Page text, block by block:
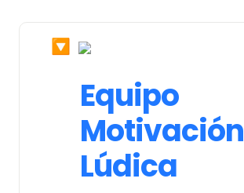
🔽
Equipo
Motivación
Lúdica